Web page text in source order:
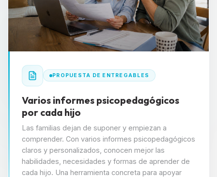
PROPUESTA DE ENTREGABLES
Varios informes psicopedagógicos
por cada hijo
Las familias dejan de suponer y empiezan a
comprender. Con varios informes psicopedagógicos
claros y personalizados, conocen mejor las
habilidades, necesidades y formas de aprender de
cada hijo. Una herramienta concreta para apoyar